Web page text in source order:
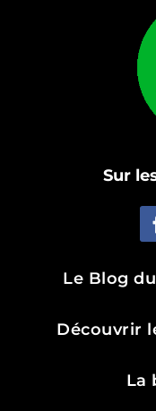
Sur
Le Blog
Découvrir
La